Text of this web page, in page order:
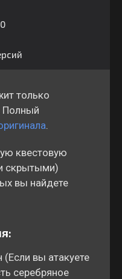
только
Полный
.
квестовую
скрытыми)
вы найдете
(Если вы атакуете
серебряное